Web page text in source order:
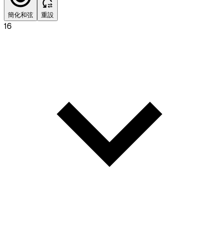
簡化和弦 重設
16